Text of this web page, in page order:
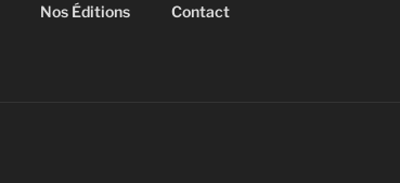
Nos Éditions Contact